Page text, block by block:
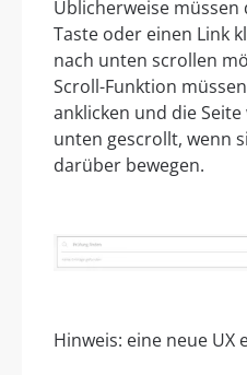
Üblicherweise
Taste oder einen Link
nach unten scrollen
Scroll-Funktion
anklicken und die
unten gescrollt, wenn
darüber bewegen.
Hinweis: eine neue